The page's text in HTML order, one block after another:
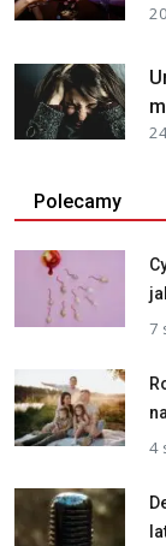
Polecamy
7
4